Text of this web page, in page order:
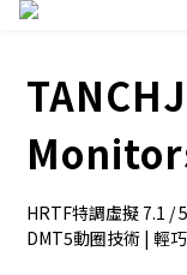
HRTF特調虛擬 7.1 /
DMT5動圈技術 | 輕